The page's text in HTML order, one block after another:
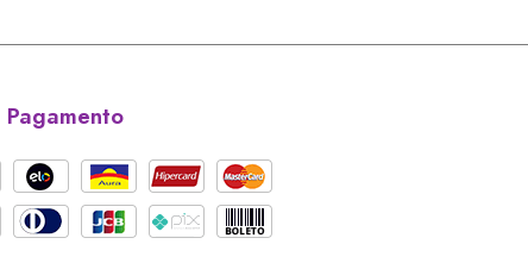
Pagamento